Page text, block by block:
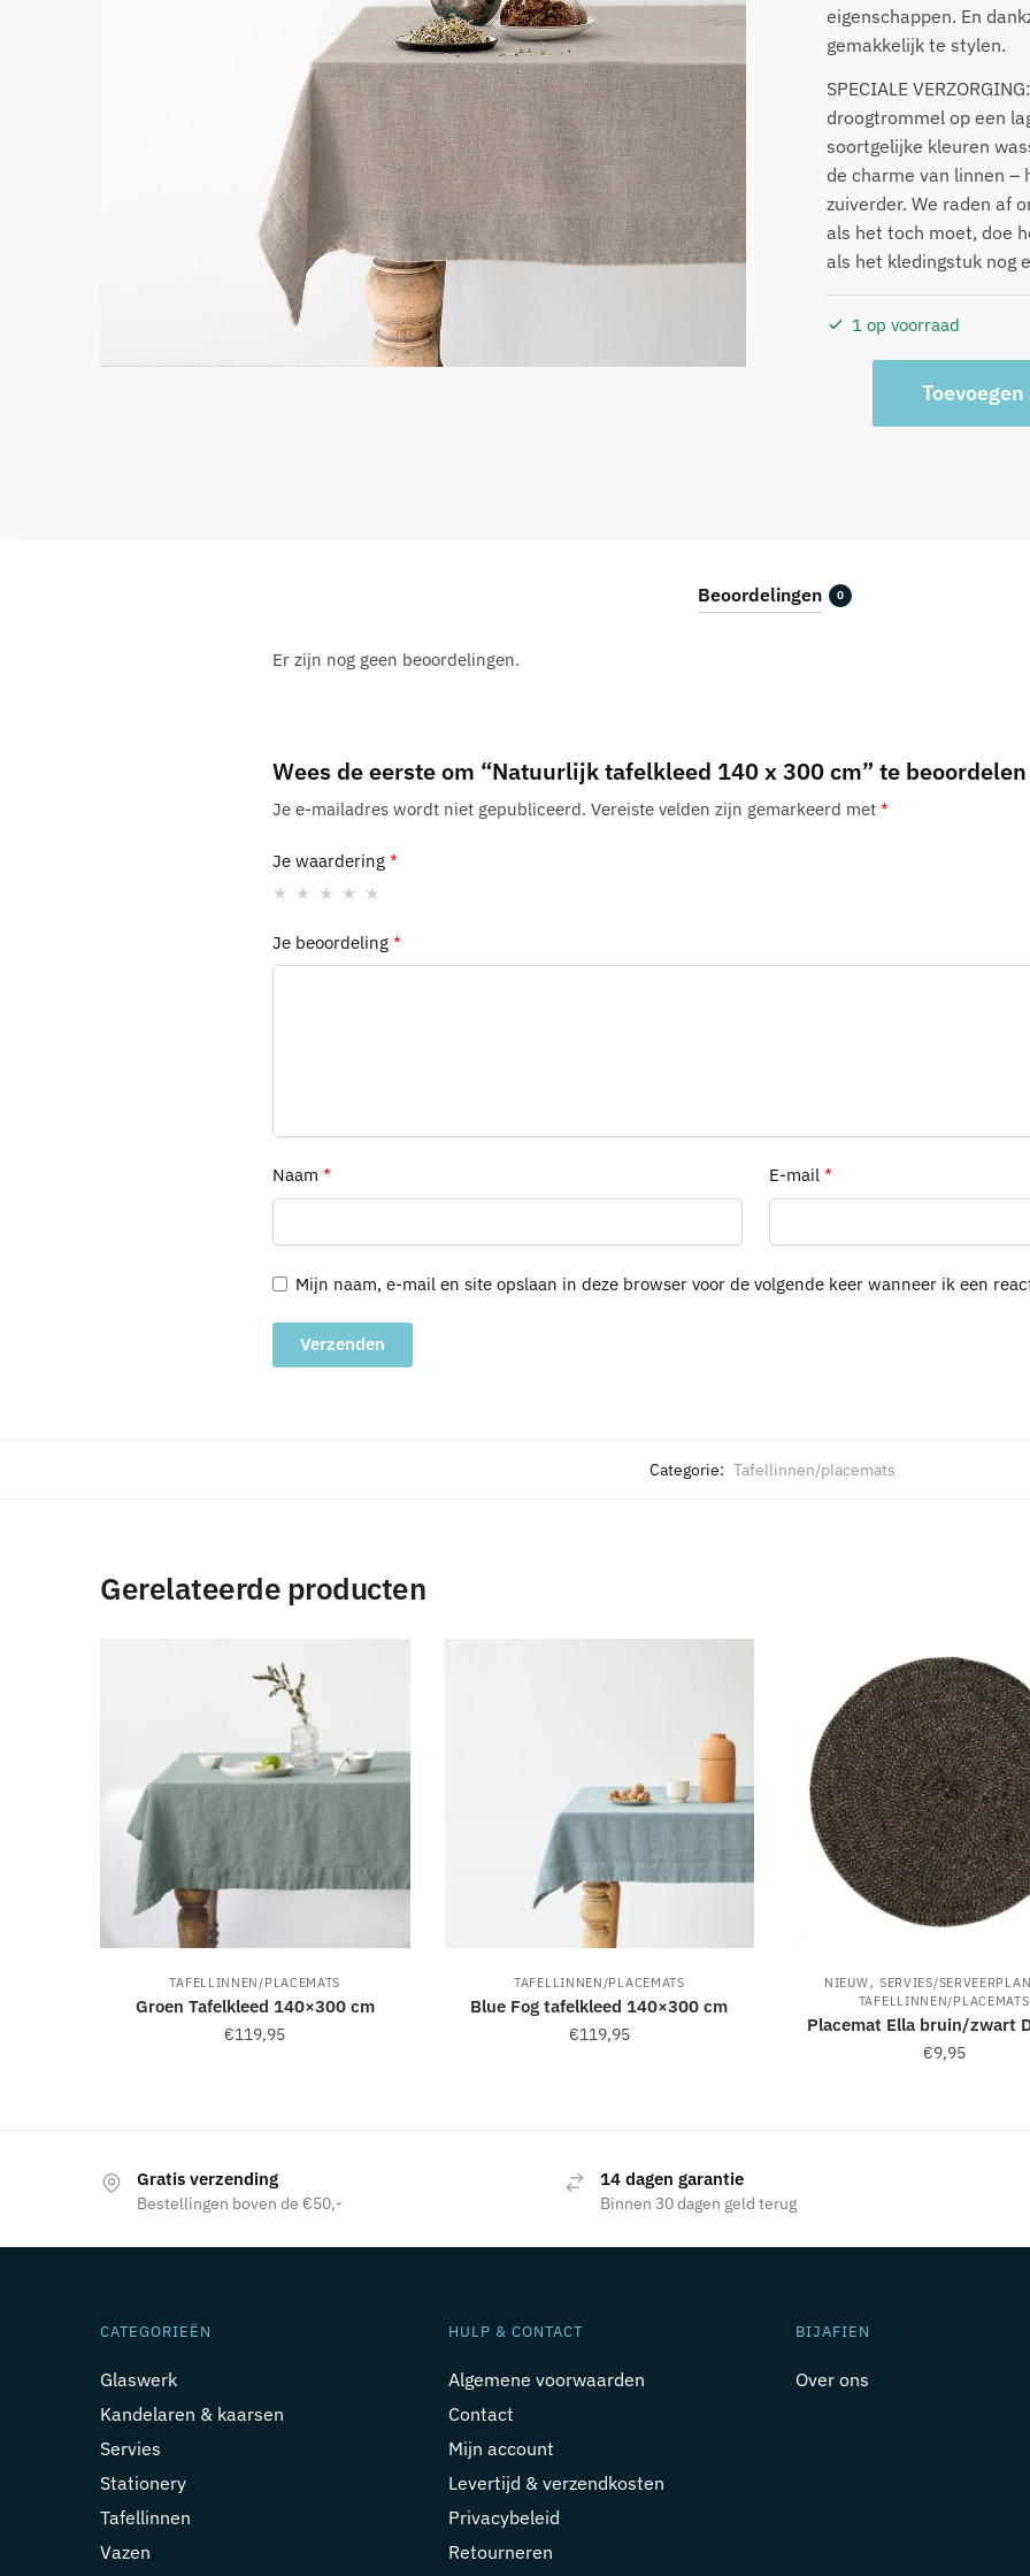
eigenschappen. En
gemakkelijk te stylen.
SPECIALE
droogtrommel op een
soortgelijke kleuren
de charme van linnen –
zuiverder. We raden af
als het toch moet, doe
als het kledingstuk nog
1 op voorraad
Beoordelingen 0
Er zijn nog geen beoordelingen.
Wees de eerste om “Natuurlijk tafelkleed 140 x 300 cm” te beoordelen
Je e-mailadres wordt niet gepubliceerd. Vereiste velden zijn gemarkeerd met *
Je waardering *
Je beoordeling *
Naam * E-mail*
Mijn naam, e-mail en site opslaan in deze browser voor de volgende keer wanneer ik een
t
e
Categorie: Tafellinnen/placemats
Gerelateerde producten
TAFELLINNEN/PLACEMATS
Groen Tafelkleed 140×300 cm
€119,95
TAFELLINNEN/PLACEMATS
Blue Fog tafelkleed 140×300 cm
€119,95
NIEUW, SERVIES/
TAFELLINNEN/PLACEMATS
Placemat Ella bruin/zwart
€9,95
Gratis verzending
Bestellingen boven de €50,-
14 dagen garantie
Binnen 30 dagen geld terug
CATEGORIEËN
Glaswerk
Kandelaren & kaarsen
Servies
Stationery
Tafellinnen
Vazen
HULP & CONTACT
Algemene voorwaarden
Contact
Mijn account
Levertijd & verzendkosten
Privacybeleid
Retourneren
BIJAFIEN
Over ons